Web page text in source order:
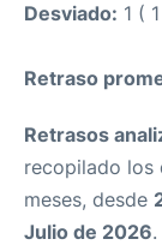
Desviado: 1 (
Retraso
Retrasos
recopilado los
meses, desde
Julio de 2026